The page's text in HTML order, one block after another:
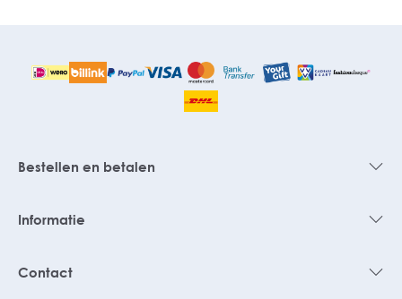
Bestellen en betalen
Informatie
Contact